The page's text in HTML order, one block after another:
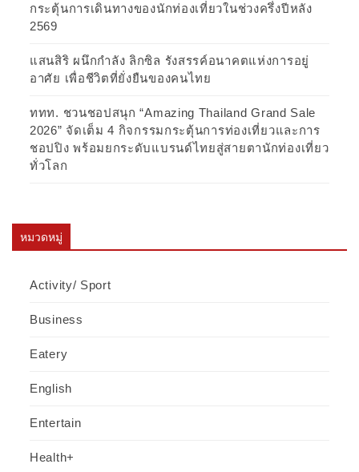
กระตุ้นการเดินทางของนักท่องเที่ยวในช่วงครึ่งปีหลัง
2569
แสนสิริ ผนึกกำลัง ลิกซิล รังสรรค์อนาคตแห่งการอยู่
อาศัย เพื่อชีวิตที่ยั่งยืนของคนไทย
ททท. ชวนชอปสนุก “Amazing Thailand Grand Sale
2026” จัดเต็ม 4 กิจกรรมกระตุ้นการท่องเที่ยวและการ
ชอปปิง พร้อมยกระดับแบรนด์ไทยสู่สายตานักท่องเที่ยว
ทั่วโลก
หมวดหมู่
Activity/ Sport
Business
Eatery
English
Entertain
Health+